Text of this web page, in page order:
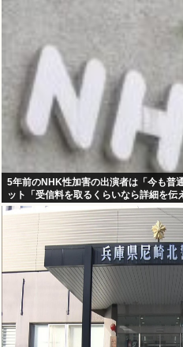
5年前のNHK性加害の出演者は「今も普
ット「受信料を取るくらいなら詳細を伝